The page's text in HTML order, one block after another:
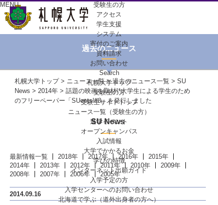
MENU
受験生の方
アクセス
学生支援
システム
寄付のご案内
資料請求
お問い合わせ
Search
札幌大学トップ
受験生の方
受験生サイトトップ
ニュース一覧（受験生の方）
進学イベント
オープンキャンパス
入試情報
大学でかかるお金
学びの特徴
インターネット出願ガイド
入学予定の方
入学センターへのお問い合わせ
北海道で学ぶ（道外出身者の方へ）
過去のニュース
札幌大学トップ> ニュース一覧>過去のニュース一覧 > SU
News > 2014年 > 話題の映画を取材!*大学生による学生のため
のフリーペーパー「SUeets!#8」を発行しました
SU News
最新情報一覧 2018年 2017年 2016年
2015年
2014年
2013年 2012年 2011年 2010年
2009年
2008年
2007年 2006年 2005年
2014.09.16